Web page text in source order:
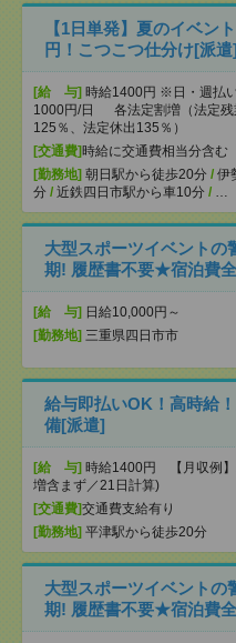
【1日単発】夏のイベン
円！こつこつ仕分け[派遣]
[給 与] 時給1400円 ※日・週払
1000円/日 各法定割増（法定残
125％、法定休出135％）
[交通費] 時給に交通費相当分含む
[勤務地] 朝日駅から徒歩20分 / 伊
分 / 近鉄四日市駅から車10分 / …
大型スポーツイベントの
期! 履歴書不要★宿泊費
[給 与] 日給10,000円～
[勤務地] 三重県四日市市
給与即払いOK！高時給
備[派遣]
[給 与] 時給1400円 【月収例
増含まず／21日計算)
[交通費]交通費支給有り
[勤務地] 平津駅から徒歩20分
大型スポーツイベントの
期! 履歴書不要★宿泊費